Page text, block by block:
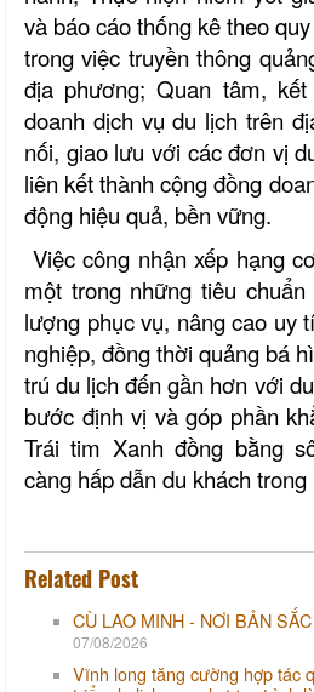
và báo cáo thống kê theo
trong việc truyền thông
địa phương; Quan tâm,
doanh dịch vụ du lịch trên
nối, giao lưu với các đơn vị
liên kết thành cộng đồng
động hiệu quả, bền vững.
Việc công nhận xếp hạng
một trong những tiêu
lượng phục vụ, nâng cao uy
nghiệp, đồng thời quảng bá
trú du lịch đến gần hơn với
bước định vị và góp phần
Trái tim Xanh đồng bằng
càng hấp dẫn du khách
Related Post
CÙ LAO MINH - NƠI BẢN
07/08/2026
Vĩnh long tăng cường hợp tác